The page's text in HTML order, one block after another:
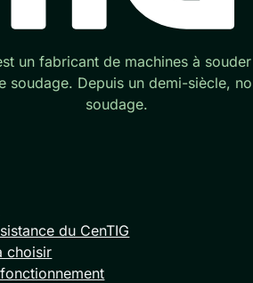
un fabricant de machines à
soudage. Depuis un demi-siècle,
soudage.
du CenTIG
choisir